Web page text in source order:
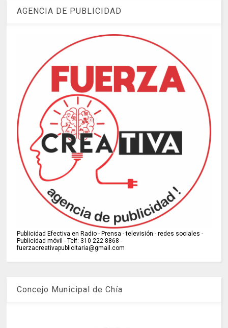
AGENCIA DE PUBLICIDAD
Publicidad Efectiva en Radio - Prensa - televisión - redes sociales -
Publicidad móvil - Telf: 310 222 8868 -
fuerzacreativapublicitaria@gmail.com
Concejo Municipal de Chía